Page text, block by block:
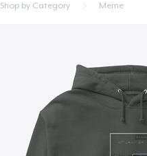
Shop by Category Meme